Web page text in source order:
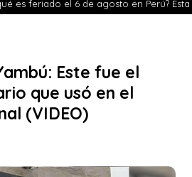
es feriado el 6 de agosto en Perú?
Este fue el
que usó en el
(VIDEO)